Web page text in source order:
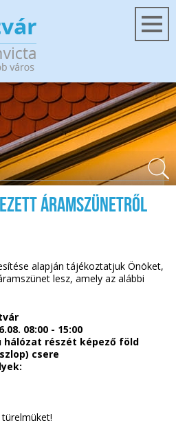
áramszünetről
alapján tájékoztatjuk Önöket,
lesz, amely az alábbi
08:00 - 15:00
hálózat részét képező föld
csere